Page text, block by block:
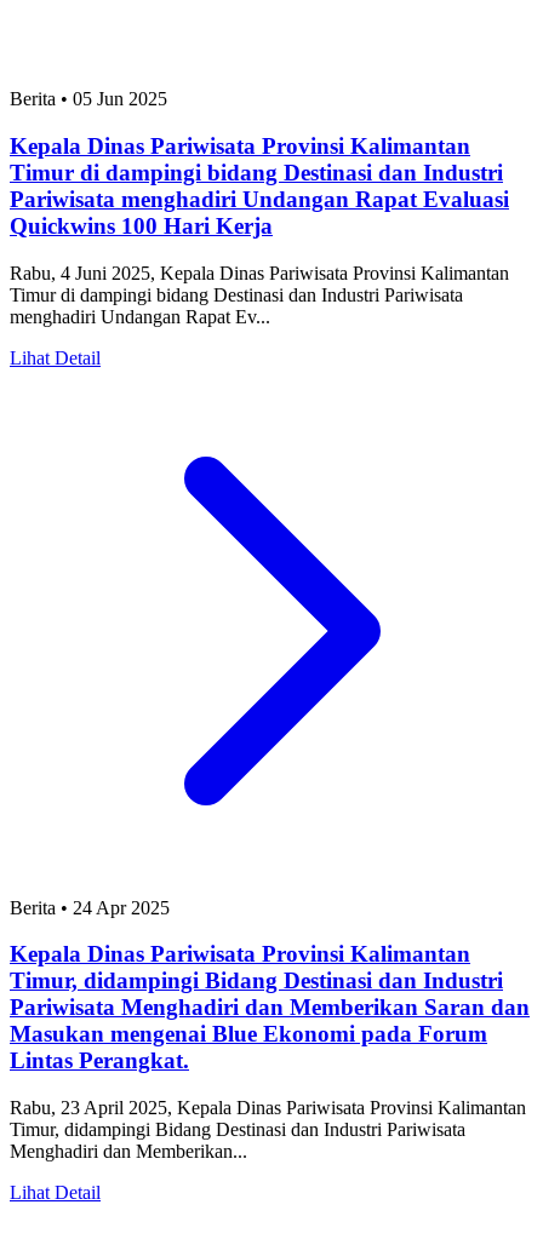
Berita • 05 Jun 2025
Kepala Dinas Pariwisata Provinsi Kalimantan
Timur di dampingi bidang Destinasi dan Industri
Pariwisata menghadiri Undangan Rapat Evaluasi
Quickwins 100 Hari Kerja
Rabu, 4 Juni 2025, Kepala Dinas Pariwisata Provinsi Kalimantan
Timur di dampingi bidang Destinasi dan Industri Pariwisata
menghadiri Undangan Rapat Ev...
Lihat Detail
Berita • 24 Apr 2025
Kepala Dinas Pariwisata Provinsi Kalimantan
Timur, didampingi Bidang Destinasi dan Industri
Pariwisata Menghadiri dan Memberikan Saran dan
Masukan mengenai Blue Ekonomi pada Forum
Lintas Perangkat.
Rabu, 23 April 2025, Kepala Dinas Pariwisata Provinsi Kalimantan
Timur, didampingi Bidang Destinasi dan Industri Pariwisata
Menghadiri dan Memberikan...
Lihat Detail